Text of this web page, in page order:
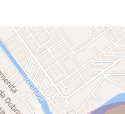
-paza
Spatiul nu va putea suferi
ferestre, usi sau instalatie
Proprietate persoana juridica.